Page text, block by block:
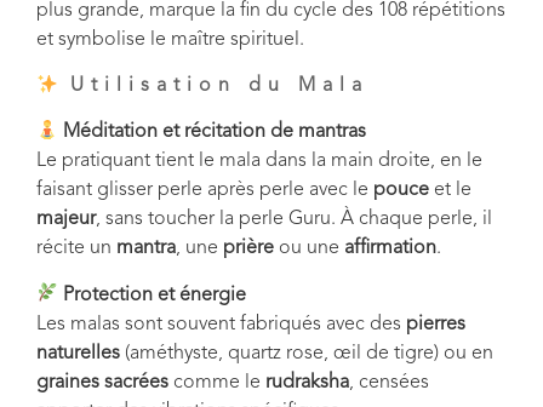
plus grande, marque la fin du cycle des 108 répétitions
et symbolise le maître spirituel.
Utilisation du Mala
Méditation et récitation de mantras
Le pratiquant tient le mala dans la main droite, en le
faisant glisser perle après perle avec le pouce et le
majeur, sans toucher la perle Guru. À chaque perle, il
récite un mantra, une prière ou une affirmation.
Protection et énergie
Les malas sont souvent fabriqués avec des pierres
naturelles (améthyste, quartz rose, œil de tigre) ou en
graines sacrées comme le rudraksha, censées